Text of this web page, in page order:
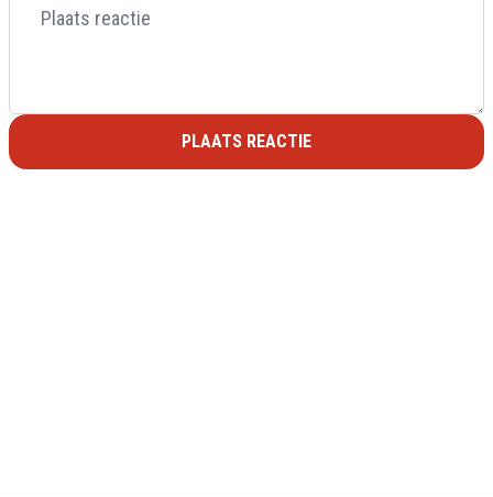
PLAATS REACTIE